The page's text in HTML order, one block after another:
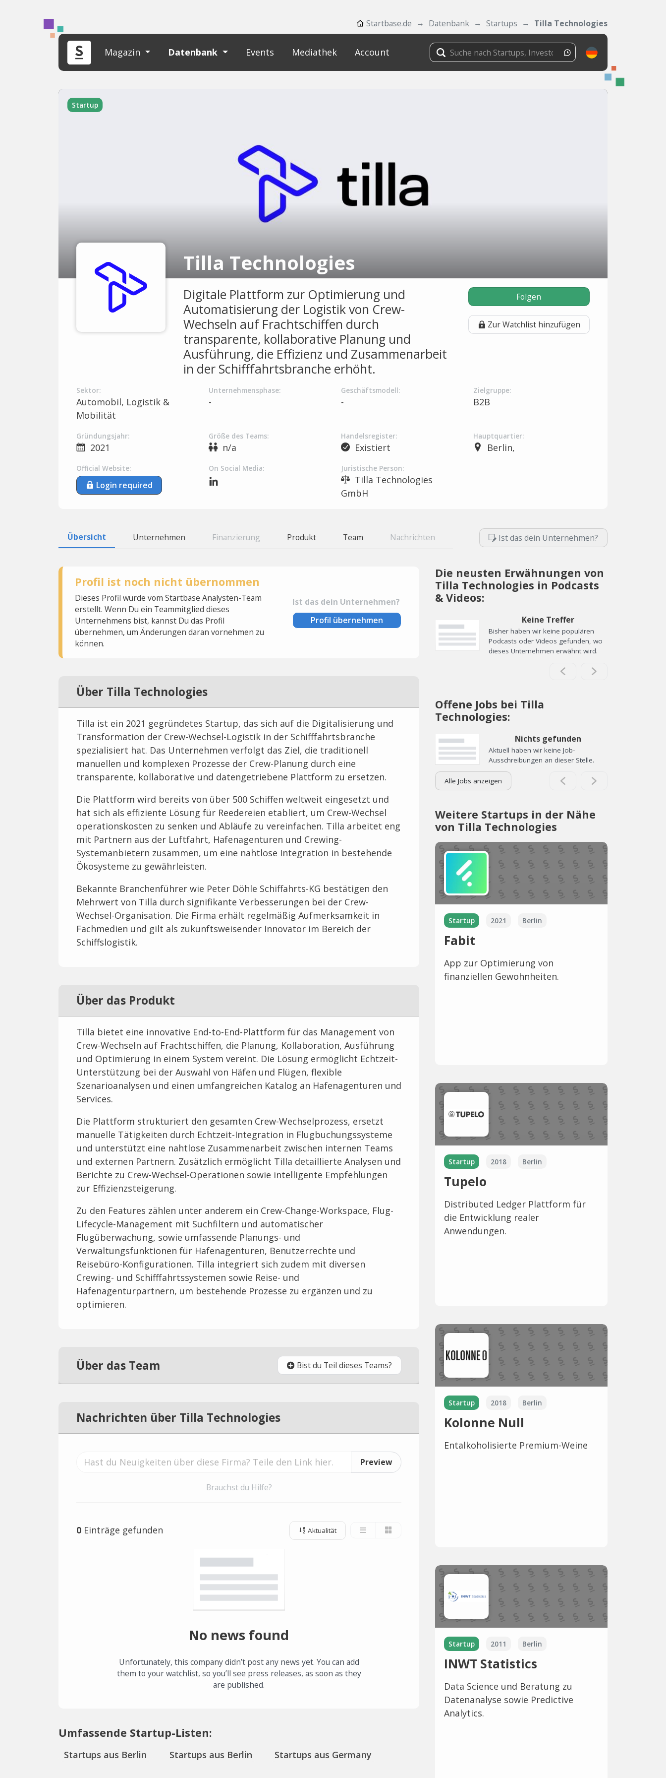
Startbase.de Datenbank Startups Tilla Technologies
Magazin Datenbank Events Mediathek Account
Startup
Tilla Technologies
Digitale Plattform zur Optimierung und
Automatisierung der Logistik von Crew-
Wechseln auf Frachtschiffen durch
transparente, kollaborative Planung und
Ausführung, die Effizienz und Zusammenarbeit
in der Schifffahrtsbranche erhöht.
Folgen
Zur Watchlist hinzufügen
Sektor:
Automobil, Logistik &
Mobilität
Unternehmensphase:
-
Geschäftsmodell:
-
Zielgruppe:
B2B
Gründungsjahr:
2021
Größe des Teams:
n/a
Handelsregister:
Existiert
Hauptquartier:
Berlin,
Official Website:
Login required
On Social Media: Juristische Person:
Tilla Technologies
GmbH
Übersicht Unternehmen Finanzierung Produkt Team Nachrichten Ist das dein Unternehmen?
Profil ist noch nicht übernommen
Dieses Profil wurde vom Startbase Analysten-Team
erstellt. Wenn Du ein Teammitglied dieses
Unternehmens bist, kannst Du das Profil
übernehmen, um Änderungen daran vornehmen zu
können.
Ist das dein Unternehmen?
Profil übernehmen
Über Tilla Technologies
Tilla ist ein 2021 gegründetes Startup, das sich auf die Digitalisierung und
Transformation der Crew-Wechsel-Logistik in der Schifffahrtsbranche
spezialisiert hat. Das Unternehmen verfolgt das Ziel, die traditionell
manuellen und komplexen Prozesse der Crew-Planung durch eine
transparente, kollaborative und datengetriebene Plattform zu ersetzen.
Die Plattform wird bereits von über 500 Schiffen weltweit eingesetzt und
hat sich als effiziente Lösung für Reedereien etabliert, um Crew-Wechsel
operationskosten zu senken und Abläufe zu vereinfachen. Tilla arbeitet eng
mit Partnern aus der Luftfahrt, Hafenagenturen und Crewing-
Systemanbietern zusammen, um eine nahtlose Integration in bestehende
Ökosysteme zu gewährleisten.
Bekannte Branchenführer wie Peter Döhle Schiffahrts-KG bestätigen den
Mehrwert von Tilla durch signifikante Verbesserungen bei der Crew-
Wechsel-Organisation. Die Firma erhält regelmäßig Aufmerksamkeit in
Fachmedien und gilt als zukunftsweisender Innovator im Bereich der
Schiffslogistik.
Über das Produkt
Tilla bietet eine innovative End-to-End-Plattform für das Management von
Crew-Wechseln auf Frachtschiffen, die Planung, Kollaboration, Ausführung
und Optimierung in einem System vereint. Die Lösung ermöglicht Echtzeit-
Unterstützung bei der Auswahl von Häfen und Flügen, flexible
Szenarioanalysen und einen umfangreichen Katalog an Hafenagenturen und
Services.
Die Plattform strukturiert den gesamten Crew-Wechselprozess, ersetzt
manuelle Tätigkeiten durch Echtzeit-Integration in Flugbuchungssysteme
und unterstützt eine nahtlose Zusammenarbeit zwischen internen Teams
und externen Partnern. Zusätzlich ermöglicht Tilla detaillierte Analysen und
Berichte zu Crew-Wechsel-Operationen sowie intelligente Empfehlungen
zur Effizienzsteigerung.
Zu den Features zählen unter anderem ein Crew-Change-Workspace, Flug-
Lifecycle-Management mit Suchfiltern und automatischer
Flugüberwachung, sowie umfassende Planungs- und
Verwaltungsfunktionen für Hafenagenturen, Benutzerrechte und
Reisebüro-Konfigurationen. Tilla integriert sich zudem mit diversen
Crewing- und Schifffahrtssystemen sowie Reise- und
Hafenagenturpartnern, um bestehende Prozesse zu ergänzen und zu
optimieren.
Über das Team Bist du Teil dieses Teams?
Nachrichten über Tilla Technologies
Preview
Brauchst du Hilfe?
0 Einträge gefunden Aktualität
No news found
Unfortunately, this company didn’t post any news yet. You can add
them to your watchlist, so you’ll see press releases, as soon as they
are published.
Umfassende Startup-Listen:
Startups aus Berlin Startups aus Berlin Startups aus Germany
Die neusten Erwähnungen von
Tilla Technologies in Podcasts
& Videos:
Keine Treffer
Bisher haben wir keine populären
Podcasts oder Videos gefunden, wo
dieses Unternehmen erwähnt wird.
Offene Jobs bei Tilla
Technologies:
Nichts gefunden
Aktuell haben wir keine Job-
Ausschreibungen an dieser Stelle.
Alle Jobs anzeigen
Weitere Startups in der Nähe
von Tilla Technologies
Startup 2021 Berlin
Fabit
App zur Optimierung von
finanziellen Gewohnheiten.
Startup 2018 Berlin
Tupelo
Distributed Ledger Plattform für
die Entwicklung realer
Anwendungen.
Startup 2018 Berlin
Kolonne Null
Entalkoholisierte Premium-Weine
Startup 2011 Berlin
INWT Statistics
Data Science und Beratung zu
Datenanalyse sowie Predictive
Analytics.